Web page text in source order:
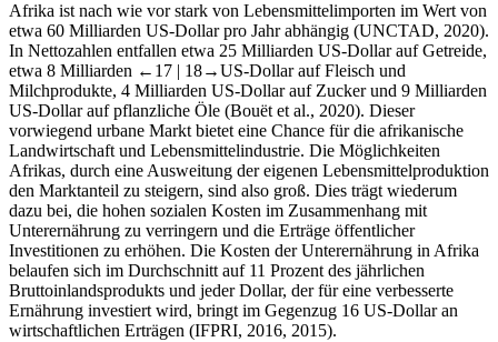
Afrika ist nach wie vor stark von Lebensmittelimporten im Wert von
etwa 60 Milliarden US-Dollar pro Jahr abhängig (UNCTAD, 2020).
In Nettozahlen entfallen etwa 25 Milliarden US-Dollar auf Getreide,
etwa 8 Milliarden ←17 | 18→US-Dollar auf Fleisch und
Milchprodukte, 4 Milliarden US-Dollar auf Zucker und 9 Milliarden
US-Dollar auf pflanzliche Öle (Bouët et al., 2020). Dieser
vorwiegend urbane Markt bietet eine Chance für die afrikanische
Landwirtschaft und Lebensmittelindustrie. Die Möglichkeiten
Afrikas, durch eine Ausweitung der eigenen Lebensmittelproduktion
den Marktanteil zu steigern, sind also groß. Dies trägt wiederum
dazu bei, die hohen sozialen Kosten im Zusammenhang mit
Unterernährung zu verringern und die Erträge öffentlicher
Investitionen zu erhöhen. Die Kosten der Unterernährung in Afrika
belaufen sich im Durchschnitt auf 11 Prozent des jährlichen
Bruttoinlandsprodukts und jeder Dollar, der für eine verbesserte
Ernährung investiert wird, bringt im Gegenzug 16 US-Dollar an
wirtschaftlichen Erträgen (IFPRI, 2016, 2015).